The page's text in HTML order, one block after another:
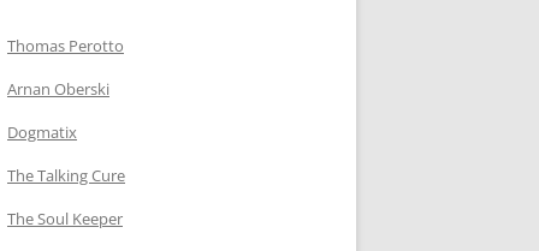
Thomas Perotto
Arnan Oberski
Dogmatix
The Talking Cure
The Soul Keeper